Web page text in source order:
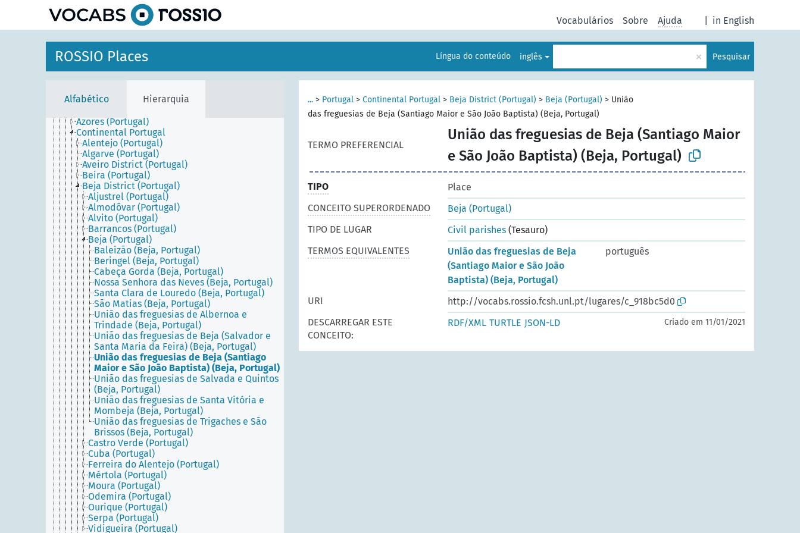
in English
Vocabulários Sobre Ajuda
ROSSIO Places Língua do conteúdo inglês × Pesquisar
Alfabético Hierarquia
Central and Eastern Europe
Northern Europe
Greece
Iberian Peninsula
Malta
Azores (Portugal)
Continental Portugal
Alentejo (Portugal)
Algarve (Portugal)
Aveiro District (Portugal)
Beira (Portugal)
Beja District (Portugal)
Aljustrel (Portugal)
Almodôvar (Portugal)
Alvito (Portugal)
Barrancos (Portugal)
Beja (Portugal)
Baleizão (Beja, Portugal)
Beringel (Beja, Portugal)
Cabeça Gorda (Beja, Portugal)
Nossa Senhora das Neves (Beja, Portugal)
Santa Clara de Louredo (Beja, Portugal)
São Matias (Beja, Portugal)
União das freguesias de Albernoa e
Trindade (Beja, Portugal)
União das freguesias de Beja (Salvador e
Santa Maria da Feira) (Beja, Portugal)
União das freguesias de Beja (Santiago
Maior e São João Baptista) (Beja, Portugal)
União das freguesias de Salvada e Quintos
(Beja, Portugal)
União das freguesias de Santa Vitória e
Mombeja (Beja, Portugal)
União das freguesias de Trigaches e São
Brissos (Beja, Portugal)
Castro Verde (Portugal)
Cuba (Portugal)
Ferreira do Alentejo (Portugal)
Mértola (Portugal)
Moura (Portugal)
Odemira (Portugal)
Ourique (Portugal)
Serpa (Portugal)
Vidigueira (Portugal)
... > Portugal > Continental Portugal > Beja District (Portugal) > Beja (Portugal) > União
das freguesias de Beja (Santiago Maior e São João Baptista) (Beja, Portugal)
TERMO PREFERENCIAL
União das freguesias de Beja (Santiago Maior
e São João Baptista) (Beja, Portugal)
TIPO
Place
CONCEITO SUPERORDENADO
Beja (Portugal)
TIPO DE LUGAR
Civil parishes (Tesauro)
TERMOS EQUIVALENTES
União das freguesias de Beja
(Santiago Maior e São João
Baptista) (Beja, Portugal)
português
URI
http://vocabs.rossio.fcsh.unl.pt/lugares/c_918bc5d0
DESCARREGAR ESTE
CONCEITO:
RDF/XML TURTLE JSON-LD Criado em 11/01/2021